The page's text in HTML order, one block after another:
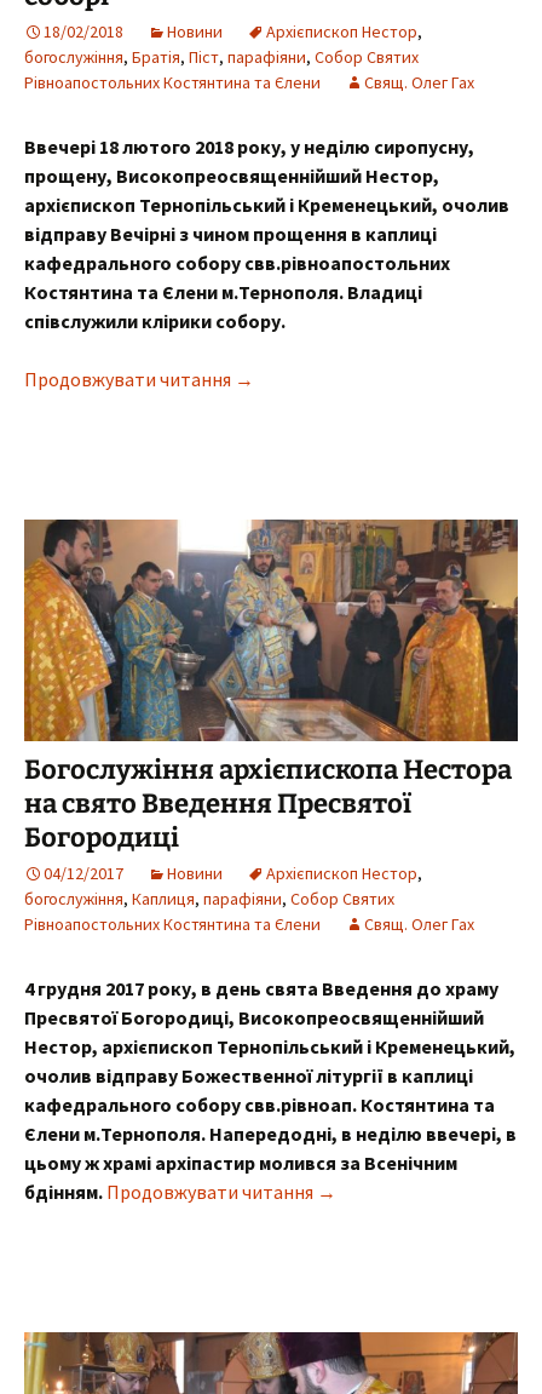
18/02/2018 Новини Архієпископ Нестор,
богослужіння, Братія, Піст, парафіяни, Собор Святих
Рівноапостольних Костянтина та Єлени
Свящ. Олег Гах
Ввечері 18 лютого 2018 року, у неділю сиропусну,
прощену, Високопреосвященнійший Нестор,
архієпископ Тернопільський і Кременецький, очолив
відправу Вечірні з чином прощення в каплиці
кафедрального собору свв.рівноапостольних
Костянтина та Єлени м.Тернополя. Владиці
співслужили клірики собору.
Продовжувати читання Архієпископ Нестор очолив
→
Богослужіння архієпископа Нестора
на свято Введення Пресвятої
Богородиці
04/12/2017 Новини Архієпископ Нестор,
богослужіння, Каплиця, парафіяни, Собор Святих
Рівноапостольних Костянтина та Єлени
Свящ. Олег Гах
4 грудня 2017 року, в день свята Введення до храму
Пресвятої Богородиці, Високопреосвященнійший
Нестор, архієпископ Тернопільський і Кременецький,
очолив відправу Божественної літургії в каплиці
кафедрального собору свв.рівноап. Костянтина та
Єлени м.Тернополя. Напередодні, в неділю ввечері, в
цьому ж храмі архіпастир молився за Всенічним
бдінням. Продовжувати читання Богослужіння
→